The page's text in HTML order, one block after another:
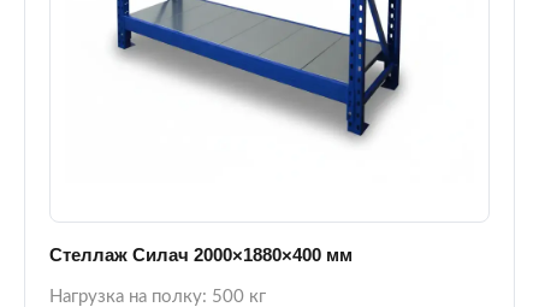
Стеллаж Силач 2000×1880×400 мм
Нагрузка на полку: 500 кг